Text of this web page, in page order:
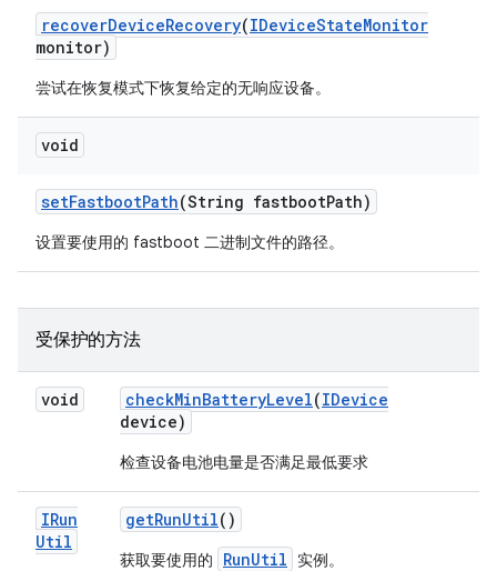
recoverDeviceRecovery(IDeviceStateMonitor
monitor)
尝试在恢复模式下恢复给定的无响应设备。
void
setFastbootPath(String fastbootPath)
设置要使用的 fastboot 二进制文件的路径。
受保护的方法
void checkMinBatteryLevel(IDevice
device)
检查设备电池电量是否满足最低要求
IRun
Util
getRunUtil()
获取要使用的 RunUtil 实例。